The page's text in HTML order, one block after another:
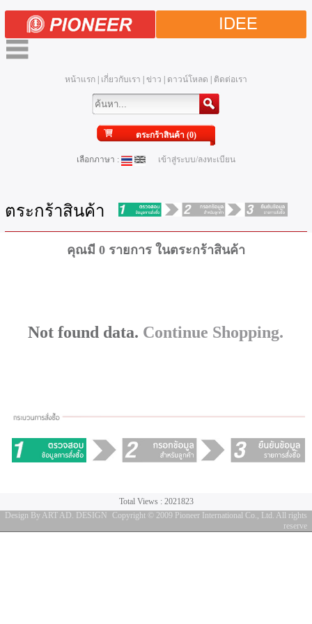
IDEE
หน้าแรก| เกี่ยวกับเรา ข่าว ดาวน์โหลด ติดต่อเรา
ตระกร้าสินค้า (0)
เลือกภาษา : เข้าสู่ระบบ/ลงทะเบียน
ตระกร้าสินค้า
คุณมี 0 รายการ ในตระกร้าสินค้า
Not found data. Continue Shopping.
Total Views : 2021823
Design By ART AD. DESIGN
Copyright © 2009 Pioneer International Co., Ltd. All rights
reserve